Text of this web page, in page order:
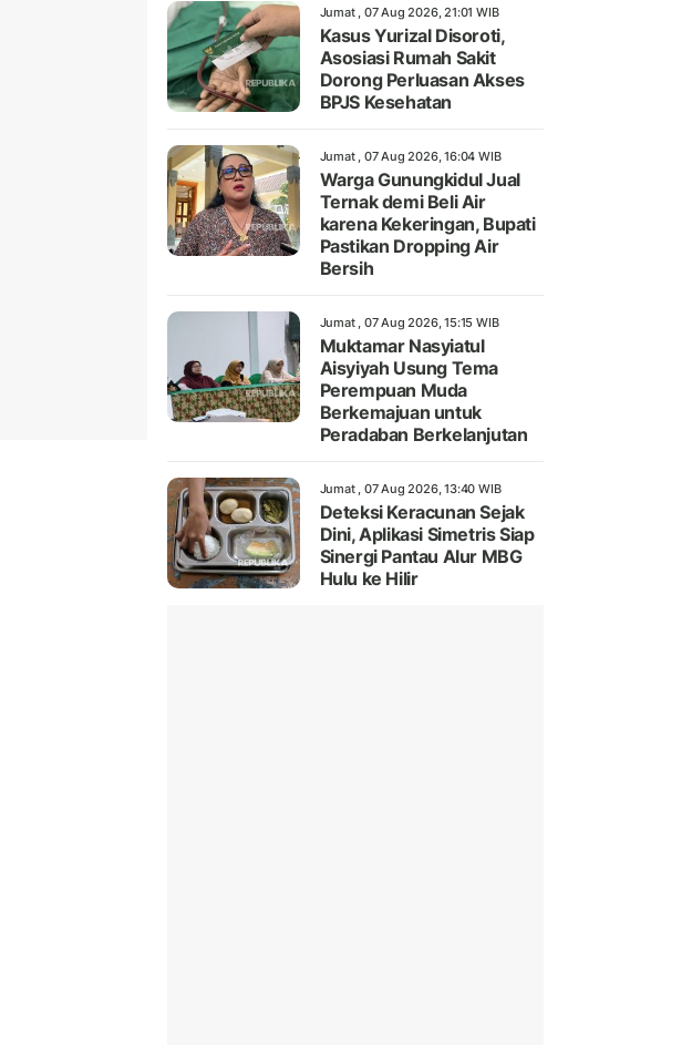
Jumat , 07 Aug 2026, 21:01 WIB
Kasus Yurizal Disoroti,
Asosiasi Rumah Sakit
Dorong Perluasan Akses
BPJS Kesehatan
Jumat , 07 Aug 2026, 16:04 WIB
Warga Gunungkidul Jual
Ternak demi Beli Air
karena Kekeringan, Bupati
Pastikan Dropping Air
Bersih
Jumat , 07 Aug 2026, 15:15 WIB
Muktamar Nasyiatul
Aisyiyah Usung Tema
Perempuan Muda
Berkemajuan untuk
Peradaban Berkelanjutan
Jumat , 07 Aug 2026, 13:40 WIB
Deteksi Keracunan Sejak
Dini, Aplikasi Simetris Siap
Sinergi Pantau Alur MBG
Hulu ke Hilir